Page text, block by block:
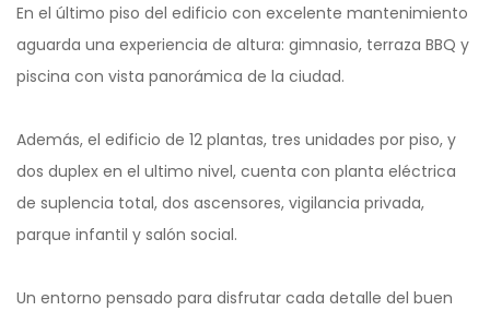
En el último piso del edificio con excelente mantenimiento
aguarda una experiencia de altura: gimnasio, terraza BBQ y
piscina con vista panorámica de la ciudad.
Además, el edificio de 12 plantas, tres unidades por piso, y
dos duplex en el ultimo nivel, cuenta con planta eléctrica
de suplencia total, dos ascensores, vigilancia privada,
parque infantil y salón social.
Un entorno pensado para disfrutar cada detalle del buen